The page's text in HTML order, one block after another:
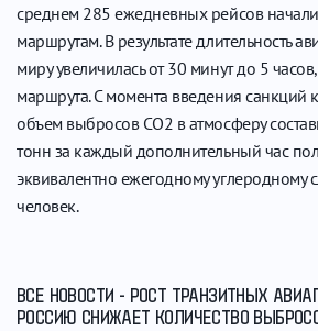
среднем 285 ежедневных рейсов
маршрутам. В результате длительность
миру увеличилась от 30 минут до 5
маршрута. С момента введения санкций
объем выбросов СО2 в атмосферу
тонн за каждый дополнительный час
эквивалентно ежегодному углеродному
человек.
ВСЕ НОВОСТИ - РОСТ ТРАНЗИТНЫХ
РОССИЮ СНИЖАЕТ КОЛИЧЕСТВО